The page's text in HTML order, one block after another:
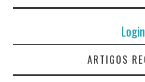
Login
ARTIGOS